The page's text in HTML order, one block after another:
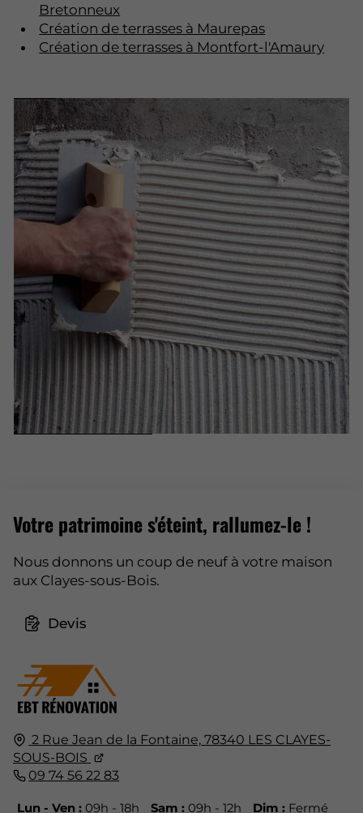
Bretonneux
Création de terrasses à Maurepas
Création de terrasses à Montfort-l'Amaury
2 Rue Jean de la Fontaine, 78340 LES CLAYES-
SOUS-BOIS
09 74 56 22 83
Lun - Ven :09h - 18h Sam :09h - 12h Dim : Fermé
Votre patrimoine s'éteint, rallumez-le !
Nous donnons un coup de neuf à votre maison
aux Clayes-sous-Bois.
Devis